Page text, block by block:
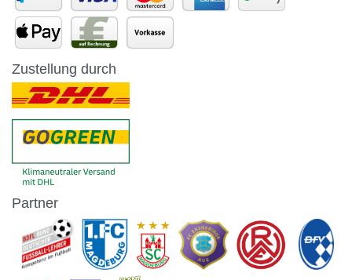
Zustellung durch
Partner